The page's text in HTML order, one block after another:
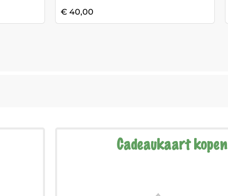
€ 40,00
Cadeaukaart kopen